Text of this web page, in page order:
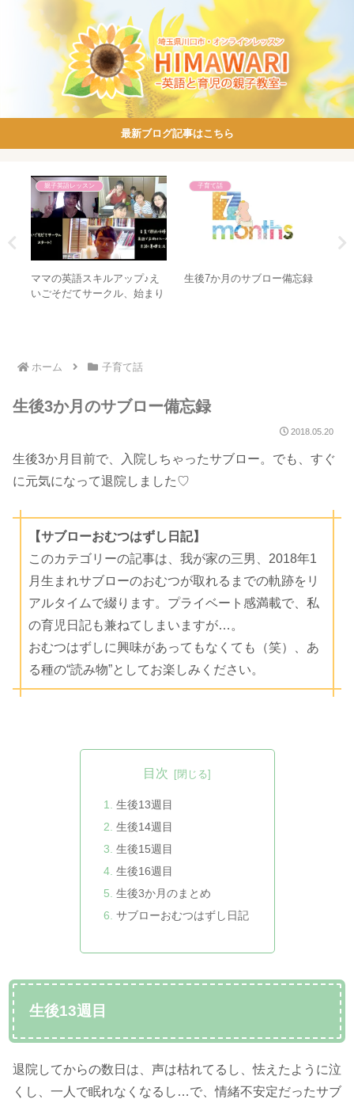
最新ブログ記事はこちら
親子英語レッスン
ママの英語スキルアップ♪え
いごそだてサークル、始まり
子育て話
生後7か月のサブロー備忘録
ホーム 子育て話
生後3か月のサブロー備忘録
2018.05.20
生後3か月目前で、入院しちゃったサブロー。でも、すぐ
に元気になって退院しました♡
【サブローおむつはずし日記】
このカテゴリーの記事は、我が家の三男、2018年1
月生まれサブローのおむつが取れるまでの軌跡をリ
アルタイムで綴ります。プライベート感満載で、私
の育児日記も兼ねてしまいますが…。
おむつはずしに興味があってもなくても（笑）、あ
る種の“読み物”としてお楽しみください。
目次
生後13週目
生後14週目
生後15週目
生後16週目
生後3か月のまとめ
サブローおむつはずし日記
生後13週目
退院してからの数日は、声は枯れてるし、怯えたように泣
くし、一人で眠れなくなるし…で、情緒不安定だったサブ